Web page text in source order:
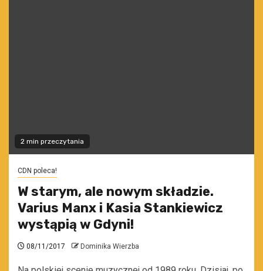
2 min przeczytania
CDN poleca!
W starym, ale nowym składzie.
Varius Manx i Kasia Stankiewicz
wystąpią w Gdyni!
08/11/2017 Dominika Wierzba